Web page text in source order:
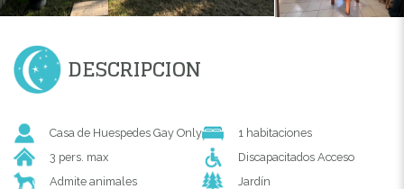
DESCRIPCION
Casa de Huespedes Gay Only
1 habitaciones
3 pers. max
Discapacitados Acceso
Admite animales
Jardín